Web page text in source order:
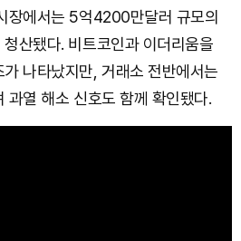
₩ 98.78(-0.21%)
장에서는 5억4200만달러 규모의
산됐다. 비트코인과 이더리움을
나타났지만, 거래소 전반에서는
과열 해소 신호도 함께 확인됐다.